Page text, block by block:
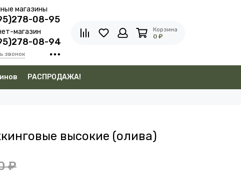
магазины
08-95
магазин
08-94
звонок
Корзина
0 ₽
РАСПРОДАЖА!
высокие (олива)
₽